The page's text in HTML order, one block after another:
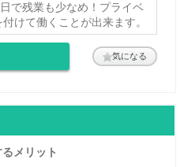
で残業も少なめ！プライベ
けて働くことが出来ます。
気になる
メリット